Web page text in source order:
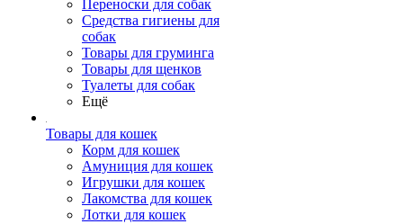
Переноски для собак
Средства гигиены для
собак
Товары для груминга
Товары для щенков
Туалеты для собак
Ещё
Товары для кошек
Корм для кошек
Амуниция для кошек
Игрушки для кошек
Лакомства для кошек
Лотки для кошек